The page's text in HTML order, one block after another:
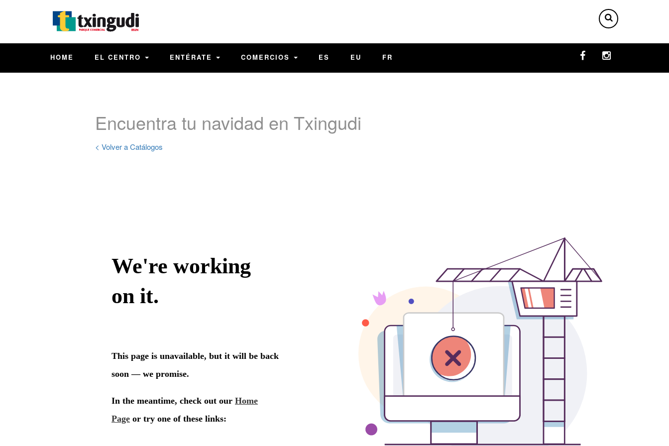
HOME EL CENTRO ENTÉRATE COMERCIOS ES EU FR
Encuentra tu navidad en Txingudi
< Volver a Catálogos